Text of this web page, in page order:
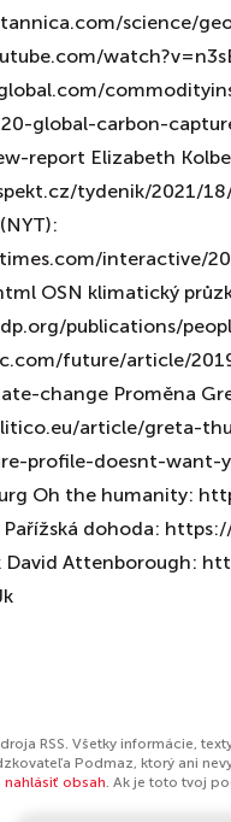
science/
global-carbon-
report Elizabeth
tydenik/2021/
interactive/
OSN klimatický
publications/
future/article/
change Proměna
article/greta-
profile-doesnt-want-
Oh the humanity:
Pařížská dohoda:
David Attenborough:
RSS. Všetky informácie,
Podmaz, ktorý ani
nahlásiť obsah. Ak je toto tvoj